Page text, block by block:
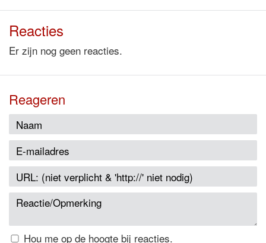
Reacties
Er zijn nog geen reacties.
Reageren
Hou me op de hoogte bij reacties.